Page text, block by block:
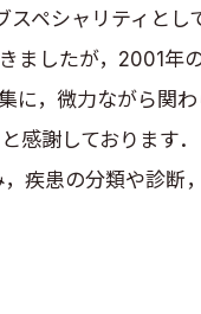
ペシャリティと
ましたが，2001
，微力ながら関
感謝しております．
患の分類や診断
立され，人の成長
重した診療の視